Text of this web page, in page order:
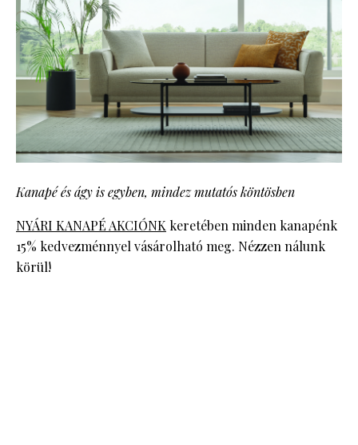
Kanapé és ágy is egyben, mindez mutatós köntösben
NYÁRI KANAPÉ AKCIÓNK keretében minden kanapénk
15% kedvezménnyel vásárolható meg. Nézzen nálunk
körül!